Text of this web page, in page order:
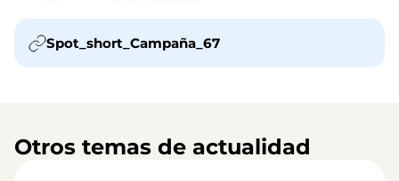
Spot_short_Campaña_67
Otros temas de actualidad